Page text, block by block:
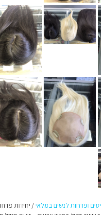
ופדחות לנשים במלאי